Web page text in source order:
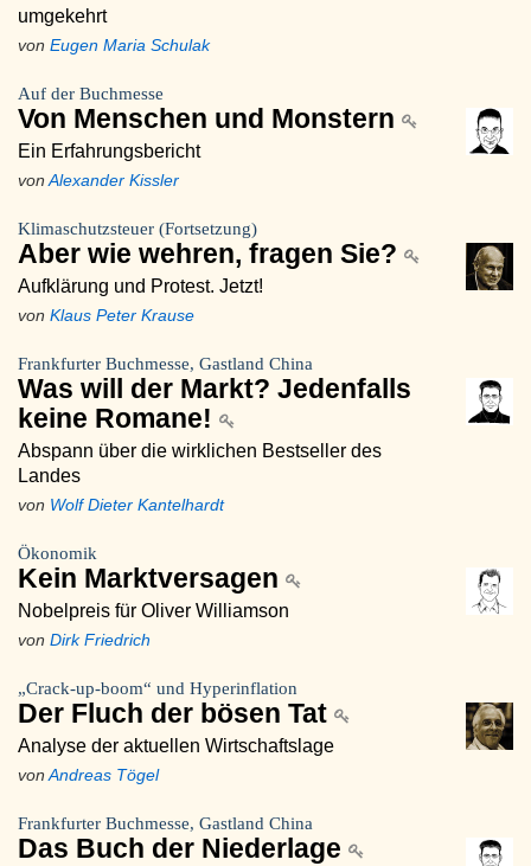
umgekehrt
von Eugen Maria Schulak
Auf der Buchmesse
Von Menschen und Monstern
Ein Erfahrungsbericht
von Alexander Kissler
Klimaschutzsteuer (Fortsetzung)
Aber wie wehren, fragen Sie?
Aufklärung und Protest. Jetzt!
von Klaus Peter Krause
Frankfurter Buchmesse, Gastland China
Was will der Markt? Jedenfalls
keine Romane!
Abspann über die wirklichen Bestseller des
Landes
von Wolf Dieter Kantelhardt
Ökonomik
Kein Marktversagen
Nobelpreis für Oliver Williamson
von Dirk Friedrich
„Crack-up-boom“ und Hyperinflation
Der Fluch der bösen Tat
Analyse der aktuellen Wirtschaftslage
von Andreas Tögel
Frankfurter Buchmesse, Gastland China
Das Buch der Niederlage